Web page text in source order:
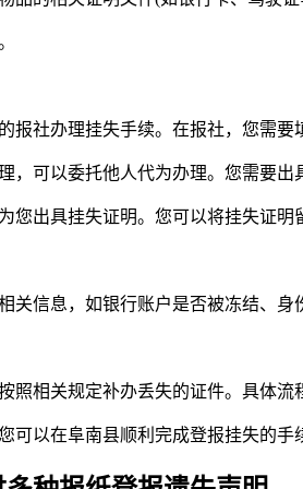
报社办理挂失手续。在报社，您需
，可以委托他人代为办理。您需要
您出具挂失证明。您可以将挂失证
关信息，如银行账户是否被冻结、
照相关规定补办丢失的证件。具体
可以在阜南县顺利完成登报挂失的手